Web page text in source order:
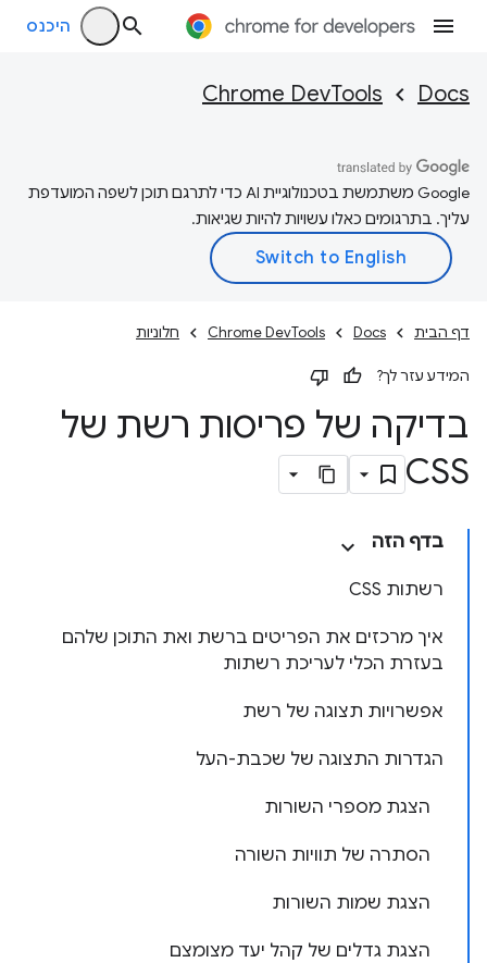
היכנס
Docs
Chrome DevTools
‫Google משתמשת בטכנולוגיית AI כדי לתרגם תוכן לשפה המועדפת
עליך. בתרגומים כאלו עשויות להיות שגיאות.
דף הבית Docs
Chrome DevTools חלוניות
המידע עזר לך?
בדיקה של פריסות רשת של
CSS
בדף הזה
רשתות CSS
איך מרכזים את הפריטים ברשת ואת התוכן שלהם
בעזרת הכלי לעריכת רשתות
אפשרויות תצוגה של רשת
הגדרות התצוגה של שכבת-העל
הצגת מספרי השורות
הסתרה של תוויות השורה
הצגת שמות השורות
הצגת גדלים של קהל יעד מצומצם